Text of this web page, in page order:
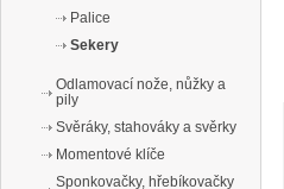
Palice
Sekery
Odlamovací nože, nůžky a
pily
Svěráky, stahováky a svěrky
Momentové klíče
Sponkovačky, hřebíkovačky